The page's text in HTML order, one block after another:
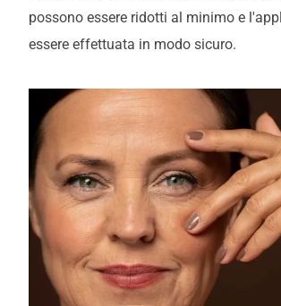
possono essere ridotti al minimo e
essere effettuata in modo sicuro.